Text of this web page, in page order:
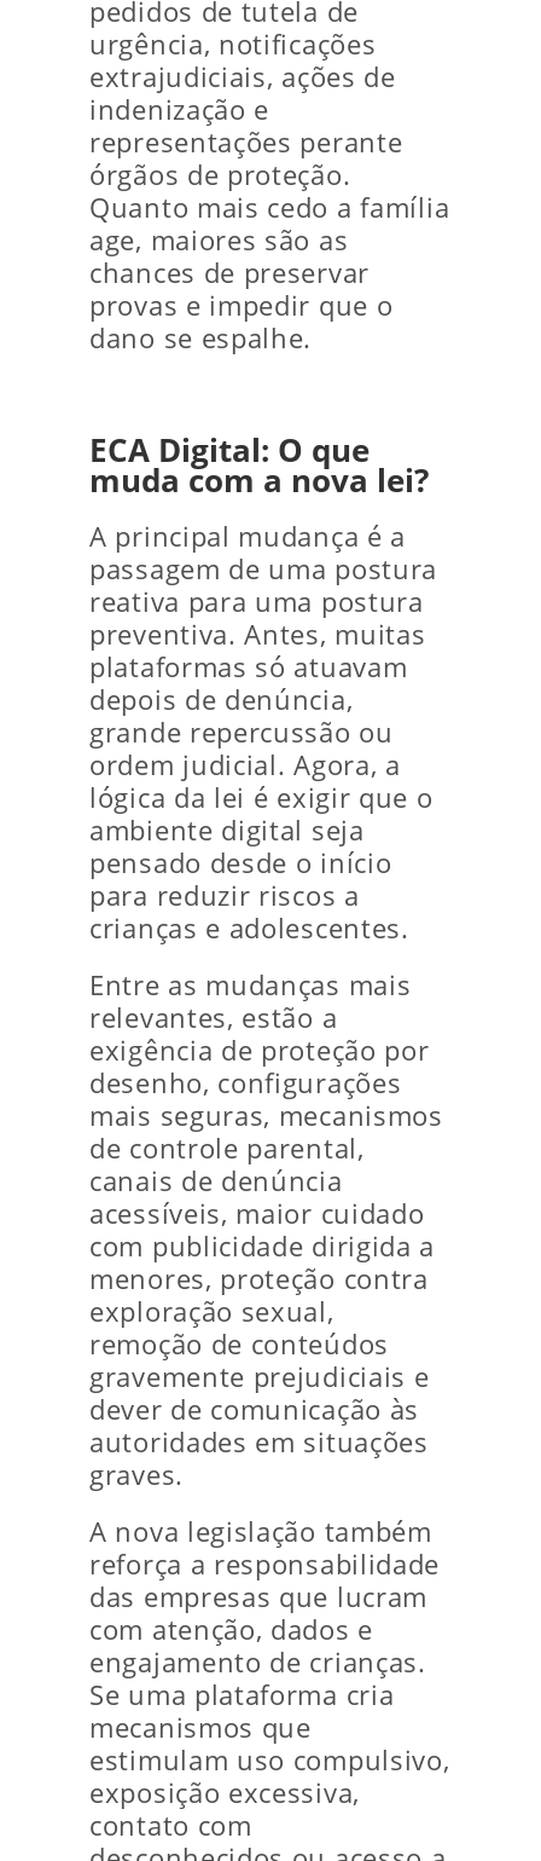
pedidos de tutela de
urgência, notificações
extrajudiciais, ações de
indenização e
representações perante
órgãos de proteção.
Quanto mais cedo a família
age, maiores são as
chances de preservar
provas e impedir que o
dano se espalhe.
ECA Digital: O que
muda com a nova lei?
A principal mudança é a
passagem de uma postura
reativa para uma postura
preventiva. Antes, muitas
plataformas só atuavam
depois de denúncia,
grande repercussão ou
ordem judicial. Agora, a
lógica da lei é exigir que o
ambiente digital seja
pensado desde o início
para reduzir riscos a
crianças e adolescentes.
Entre as mudanças mais
relevantes, estão a
exigência de proteção por
desenho, configurações
mais seguras, mecanismos
de controle parental,
canais de denúncia
acessíveis, maior cuidado
com publicidade dirigida a
menores, proteção contra
exploração sexual,
remoção de conteúdos
gravemente prejudiciais e
dever de comunicação às
autoridades em situações
graves.
A nova legislação também
reforça a responsabilidade
das empresas que lucram
com atenção, dados e
engajamento de crianças.
Se uma plataforma cria
mecanismos que
estimulam uso compulsivo,
exposição excessiva,
contato com